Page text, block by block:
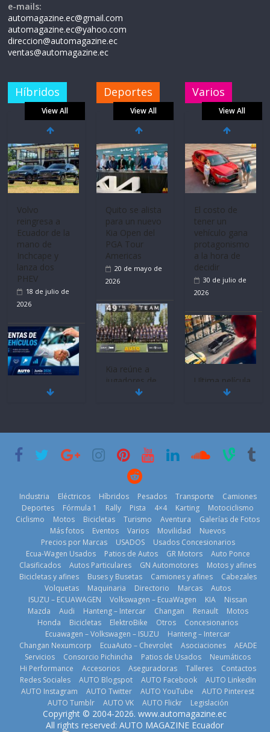
e-mails:
automagazine.ec@gmail.com
automagazine.ec@yahoo.com
direccion@automagazine.ec
ventas@automagazine.ec
Híbridos
View All
Mercado
automotor
nacional cierra
su mejor 1er
semestre en la
historia
11 de julio de
2026
Bosch y
renovable
25 de julio de
Nuevo SUV
Honda ZR-V
Advanced
Hybrid para el
mercado local
23 de julio de
Deportes
View All
La FEDAK
recibe 12
Sinotruk
Bolden para
cubrir las rutas
de La Vuelta
31 de julio de
Quito se alista
para un nuevo
2026
Kia reúne a
jugadores de
fútbol de todo
el mundo en
‘Kia OMBC
Cup’
6 de mayo de
2026
La Vuelta al
Ecuador 2026,
Varios
View All
Ultima película
‘Spider‑Man:
Brand New
Day’ pone en
escena a
BMW
29 de julio de
2026
¿Qué puede
pasar con tu
3 de agosto de
La FEDAK
recibe 12
Sinotruk
Bolden para
cubrir las rutas
de La Vuelta
31 de julio de
2026
El costo de
Industria Eléctricos Híbridos Pesados Transporte
Camiones
Deportes
Fórmula 1 Rally Pista 4×4 Karting
Motociclismo
Ciclismo
Motos Bicicletas Turismo Aventura
Galerías de Fotos
Más fotos
Eventos Varios Movilidad
Nuevos
Precios por Marcas
USADOS
Usados Concesionarios
Ecua-Wagen Usados
Patios de Autos GR Motors
Auto Ponce
Clasificados
Autos Particulares GN Automotores
Motos y afines
Bicicletas y afines
Buses y Busetas Camiones y afines
Cabezales
Volquetas
Maquinaria Directorio Marcas
Autos
ISUZU – ECUAWAGEN
Volkswagen – EcuaWagen KIA
Nissan
Mazda
Audi Hanteng – Intercar Changan Renault
Motos
Honda
Bicicletas ElektroBike Otros
Concesionarios
Ecuawagen – Volkswagen – ISUZU
Hanteng – Intercar
Changan Nexumcorp
EcuaAuto – Chevrolet Asociaciones
AEADE
Servicios
Consorcio Pichincha Patios de Usados
Neumáticos
Hi Performance
Accesorios Aseguradoras Talleres
Contactos
Redes Sociales
AUTO Blogspot AUTO Facebook
AUTO LinkedIn
AUTO Instagram
AUTO Twitter AUTO YouTube
AUTO Pinterest
AUTO Tumblr
AUTO VK AUTO Flickr Legislación
Copyright © 2004-2026. www.automagazine.ec
All rights reserved: AUTO MAGAZINE Ecuador